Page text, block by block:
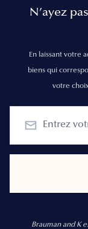
N’ayez
En laissant votre
biens qui
votre
Brauman and K